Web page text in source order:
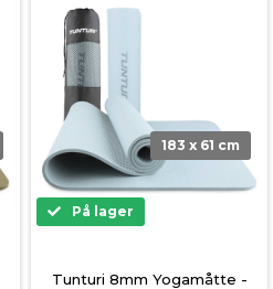
183 x 61 cm
På lager
Tunturi 8mm Yogamåtte -